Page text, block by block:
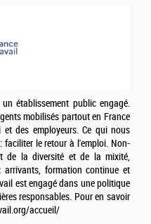
établissement public engagé.
mobilisés partout en France
des employeurs. Ce qui nous
faciliter le retour à l'emploi. Non-
de la diversité et de la mixité,
arrivants, formation continue et
est engagé dans une politique
responsables. Pour en savoir
accueil/